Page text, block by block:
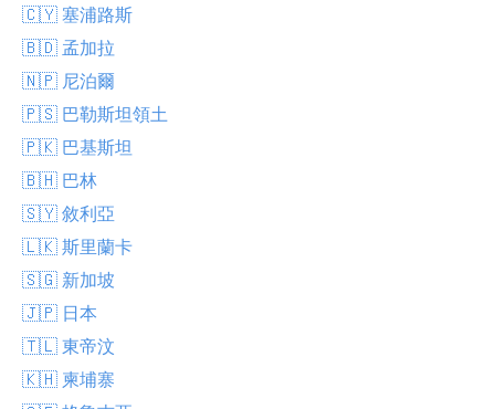
🇨🇾 塞浦路斯
🇧🇩 孟加拉
🇳🇵 尼泊爾
🇵🇸 巴勒斯坦領土
🇵🇰 巴基斯坦
🇧🇭 巴林
🇸🇾 敘利亞
🇱🇰 斯里蘭卡
🇸🇬 新加坡
🇯🇵 日本
🇹🇱 東帝汶
🇰🇭 柬埔寨